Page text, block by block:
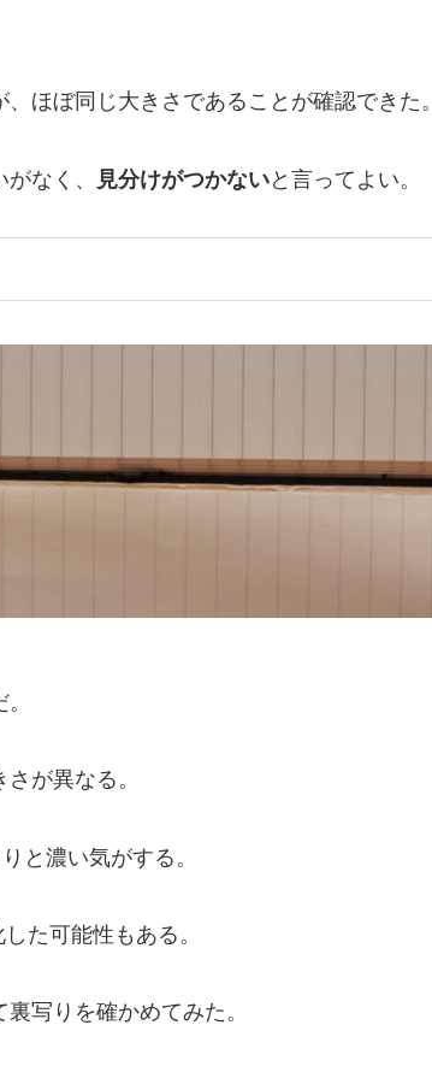
ほぼ同じ大きさであることが確認できた。
なく、 見分けがつかないと言ってよい。
が異なる。
と濃い気がする。
た可能性もある。
写りを確かめてみた。